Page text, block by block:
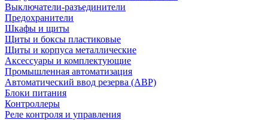
Выключатели-разъединители
Предохранители
Шкафы и щиты
Щиты и боксы пластиковые
Щиты и корпуса металлические
Аксессуары и комплектующие
Промышленная автоматизация
Автоматический ввод резерва (АВР)
Блоки питания
Контроллеры
Реле контроля и управления